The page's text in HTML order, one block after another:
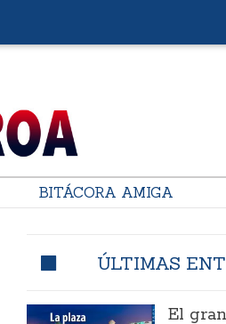
BITÁCORA AMIGA
ÚLTIMAS
El